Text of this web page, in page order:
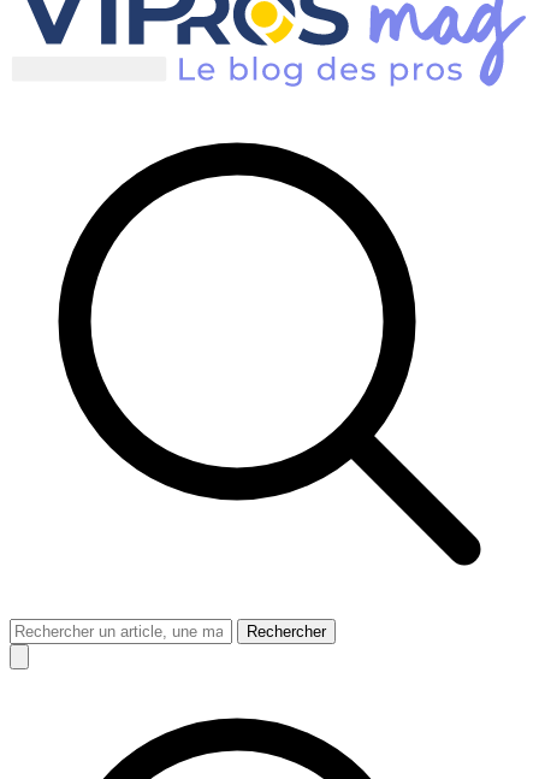
Rechercher